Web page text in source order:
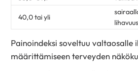
40,0 tai yli
lihavuus
Painoindeksi soveltuu valtaosalle
määrittämiseen terveyden